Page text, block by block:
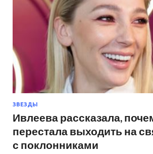
ЗВЕЗДЫ
Ивлеева рассказала,
перестала выходить на
с поклонниками